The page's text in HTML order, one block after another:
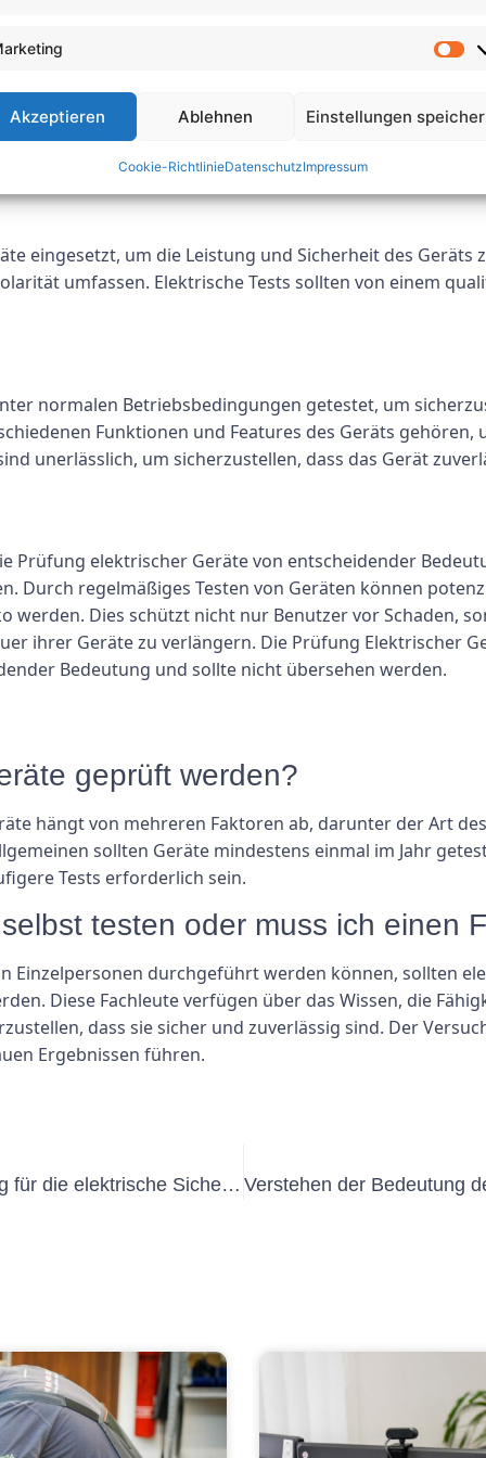
Akzeptieren Ablehnen Einstellungen
Cookie-RichtlinieDatenschutzImpressum
der Prüfung und beinhaltet die Überprüfung des
ausgefranste Kabel, freiliegende Drähte oder Risse im
Sichtprüfungen durchgeführt werden.
eingesetzt, um die Leistung und Sicherheit des Geräts
umfassen. Elektrische Tests sollten von einem
normalen Betriebsbedingungen getestet, um
Funktionen und Features des Geräts gehören,
unerlässlich, um sicherzustellen, dass das Gerät
Prüfung elektrischer Geräte von entscheidender
Durch regelmäßiges Testen von Geräten können
werden. Dies schützt nicht nur Benutzer vor Schaden,
ihrer Geräte zu verlängern. Die Prüfung Elektrischer
Bedeutung und sollte nicht übersehen werden.
geprüft werden?
hängt von mehreren Faktoren ab, darunter der Art
sollten Geräte mindestens einmal im Jahr
Tests erforderlich sein.
testen oder muss ich einen
Einzelpersonen durchgeführt werden können, sollten
Diese Fachleute verfügen über das Wissen, die
dass sie sicher und zuverlässig sind. Der
Ergebnissen führen.
Die Bedeutung der VDE 100-Prüfung für die elektrische Sicherheit verstehen